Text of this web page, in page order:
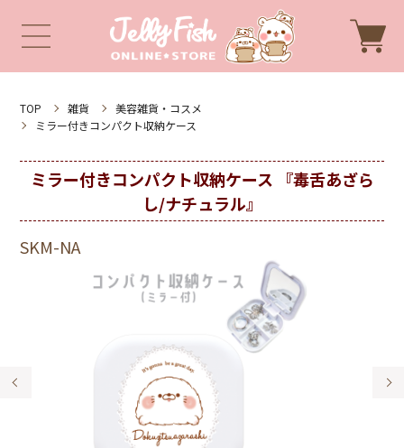
TOP 雑貨
美容雑貨・コスメ
ミラー付きコンパクト収納ケース
ミラー付きコンパクト収納ケース 『毒舌あざら
し/ナチュラル』
SKM-NA